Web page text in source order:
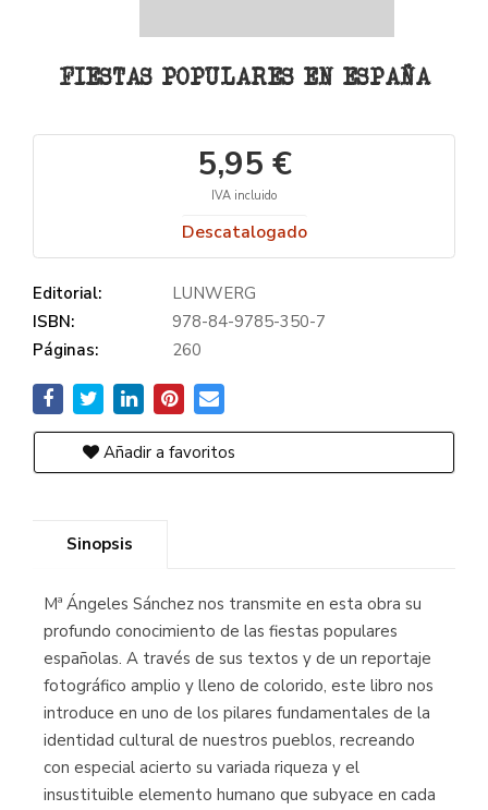
FIESTAS POPULARES EN ESPAÑA
5,95 €
IVA incluido
Descatalogado
Editorial:
LUNWERG
ISBN:
978-84-9785-350-7
Páginas:
260
Añadir a favoritos
Sinopsis
Mª Ángeles Sánchez nos transmite en esta obra su
profundo conocimiento de las fiestas populares
españolas. A través de sus textos y de un reportaje
fotográfico amplio y lleno de colorido, este libro nos
introduce en uno de los pilares fundamentales de la
identidad cultural de nuestros pueblos, recreando
con especial acierto su variada riqueza y el
insustituible elemento humano que subyace en cada